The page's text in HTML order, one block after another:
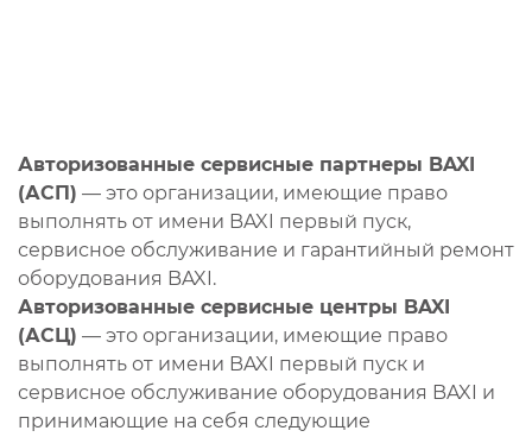
Авторизованные сервисные партнеры BAXI
(АСП) — это организации, имеющие право
выполнять от имени BAXI первый пуск,
сервисное обслуживание и гарантийный ремонт
оборудования BAXI.
Авторизованные сервисные центры BAXI
(АСЦ) — это организации, имеющие право
выполнять от имени BAXI первый пуск и
сервисное обслуживание оборудования BAXI и
принимающие на себя следующие